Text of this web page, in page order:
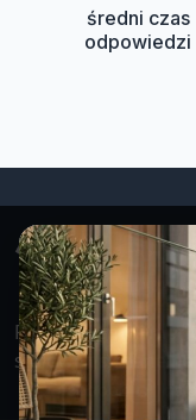
średni czas
odpowiedzi
Projektujemy i
stalowe i szklane
Facebook